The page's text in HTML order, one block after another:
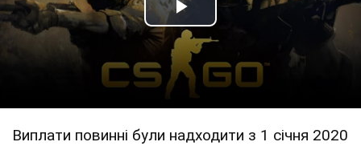
Play Video
Виплати повинні були надходити з 1 січня 2020